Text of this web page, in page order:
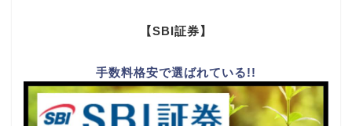
【SBI証券】
手数料格安で選ばれている!!